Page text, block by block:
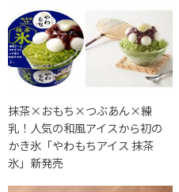
抹茶×おもち×つぶあん×練
乳！人気の和風アイスから初の
かき氷「やわもちアイス 抹茶
氷」新発売